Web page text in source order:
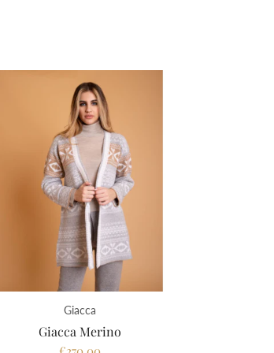
Giacca
Giacca Merino